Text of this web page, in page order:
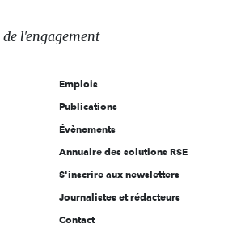
de l'engagement
Emplois
Publications
Évènements
Annuaire des solutions RSE
S'inscrire aux newsletters
Journalistes et rédacteurs
Contact